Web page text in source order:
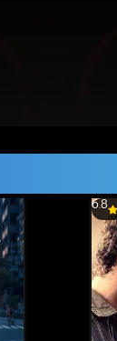
6.8